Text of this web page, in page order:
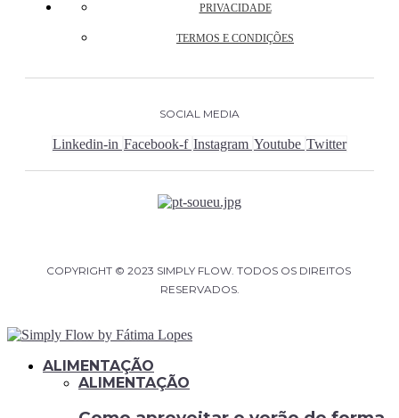
PRIVACIDADE
TERMOS E CONDIÇÕES
SOCIAL MEDIA
Linkedin-in Facebook-f Instagram Youtube Twitter
COPYRIGHT © 2023 SIMPLY FLOW. TODOS OS DIREITOS
RESERVADOS.
ALIMENTAÇÃO
ALIMENTAÇÃO